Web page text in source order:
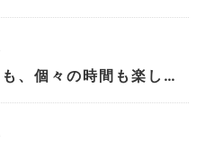
完成見学会 『家族の時間も、個々の時間も楽しむ家。』 10/23～10/30